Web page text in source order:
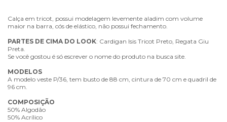
Calça em tricot, possui modelagem levemente aladim com volume
maior na barra, cós de elástico, não possui fechamento.
PARTES DE CIMA DO LOOK: Cardigan Isis Tricot Preto, Regata Giu
Preta.
Se você gostou é só escrever o nome do produto na busca site.
MODELOS
A modelo veste P/36, tem busto de 88 cm, cintura de 70 cm e quadril de
96 cm.
COMPOSIÇÃO
50% Algodão
50% Acrílico